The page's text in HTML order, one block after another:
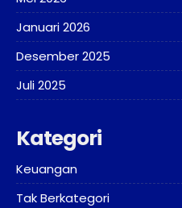
Januari 2026
Desember 2025
Juli 2025
Kategori
Keuangan
Tak Berkategori